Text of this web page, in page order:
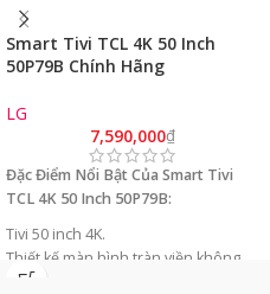
Smart Tivi TCL 4K 50 Inch
50P79B Chính Hãng
10+/GoogleTV/Model 2024)
LG
7,590,000₫
Đặc Điểm Nổi Bật Của Smart Tivi
TCL 4K 50 Inch 50P79B:
Tivi 50 inch 4K.
Thiết kế màn hình tràn viền không
góc chết